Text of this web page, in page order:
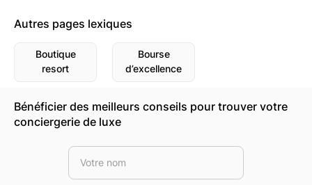
Autres pages lexiques
Boutique
resort
Bourse
d’excellence
Bénéficier des meilleurs conseils pour trouver votre
conciergerie de luxe